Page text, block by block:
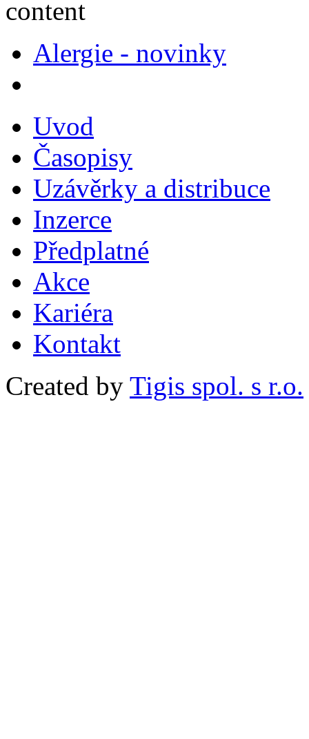
Alergie - novinky
Uvod
Časopisy
Uzávěrky a distribuce
Inzerce
Předplatné
Akce
Kariéra
Kontakt
Created by Tigis spol. s r.o.